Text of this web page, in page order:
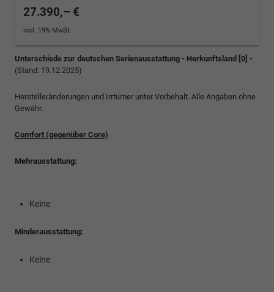
27.390,– €
incl. 19% MwSt.
Unterschiede zur deutschen Serienausstattung - Herkunftsland [0] -
(Stand: 19.12.2025)
Herstelleränderungen und Irrtümer unter Vorbehalt. Alle Angaben ohne
Gewähr.
Comfort (gegenüber Core)
Mehrausstattung:
Keine
Minderausstattung:
Keine